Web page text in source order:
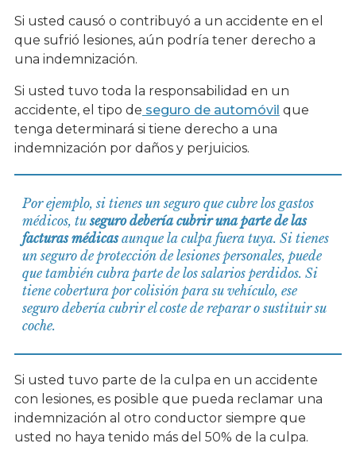
Si usted causó o contribuyó a un accidente en el
que sufrió lesiones, aún podría tener derecho a
una indemnización.
Si usted tuvo toda la responsabilidad en un
accidente, el tipo de seguro de automóvil que
tenga determinará si tiene derecho a una
indemnización por daños y perjuicios.
Por ejemplo, si tienes un seguro que cubre los gastos
médicos, tuseguro debería cubrir una parte de las
facturas médicasaunque la culpa fuera tuya. Si tienes
un seguro de protección de lesiones personales, puede
que también cubra parte de los salarios perdidos. Si
tiene cobertura por colisión para su vehículo, ese
seguro debería cubrir el coste de reparar o sustituir su
coche.
Si usted tuvo parte de la culpa en un accidente
con lesiones, es posible que pueda reclamar una
indemnización al otro conductor siempre que
usted no haya tenido más del 50% de la culpa.